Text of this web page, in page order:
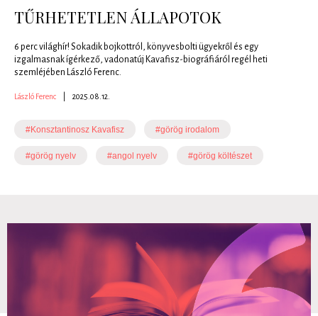
TŰRHETETLEN ÁLLAPOTOK
6 perc világhír! Sokadik bojkottról, könyvesbolti ügyekről és egy
izgalmasnak ígérkező, vadonatúj Kavafisz-biográfiáról regél heti
szemléjében László Ferenc.
László Ferenc 2025.08.12.
#Konsztantinosz Kavafisz #görög irodalom
#görög nyelv #angol nyelv #görög költészet